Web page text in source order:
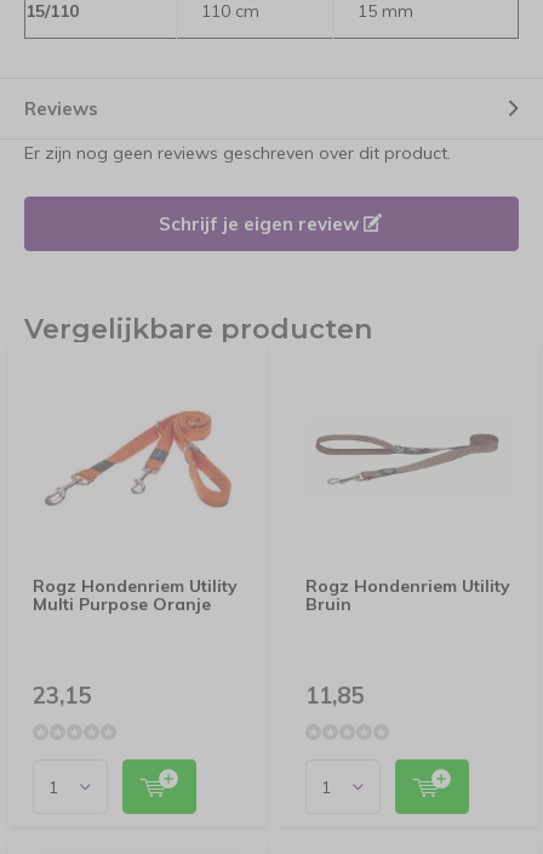
15/110 110 cm 15 mm
Reviews
Er zijn nog geen reviews geschreven over dit product.
Schrijf je eigen review
Vergelijkbare producten
Rogz Hondenriem Utility
Multi Purpose Oranje
23,15
Rogz Hondenriem Utility
Bruin
11,85